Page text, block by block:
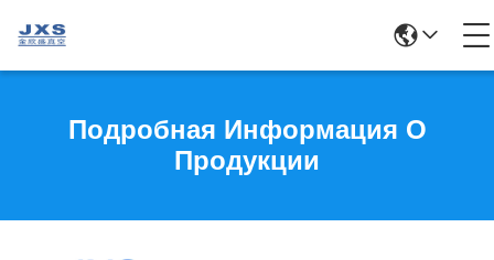
Подробная Информация О
Продукции